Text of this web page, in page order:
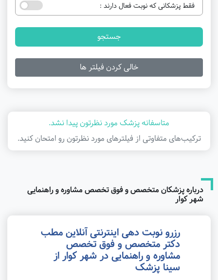
فقط پزشکانی که نوبت فعال دارند :
جستجو
خالی کردن فیلتر ها
متاسفانه پزشک مورد نظرتون پیدا نشد.
ترکیب‌های متفاوتی از فیلتر‌های مورد نظرتون رو امتحان کنید.
درباره پزشکان متخصص و فوق تخصص مشاوره و راهنمایی
شهر کوار
رزرو نوبت دهی اینترنتی آنلاین مطب
دکتر متخصص و فوق تخصص
مشاوره و راهنمایی در شهر کوار از
سینا پزشک